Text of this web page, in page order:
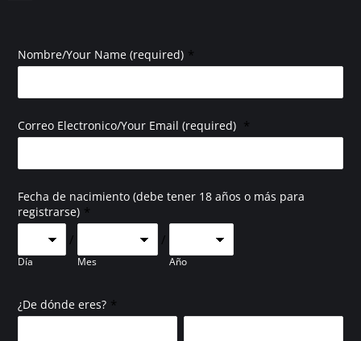
Nombre/Your Name (required) *
Correo Electronico/Your Email (required) *
Fecha de nacimiento (debe tener 18 años o más para
registrarse) *
Día
/
Mes
/
Año
¿De dónde eres? *